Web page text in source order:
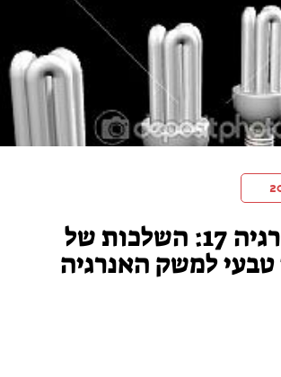
פורום אנרגיה 17: השלכות של
טבעי למשק האנרגיה